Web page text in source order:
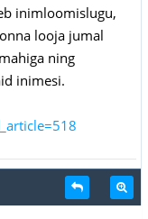
inimloomislugu,
looja jumal
ning
inimesi.